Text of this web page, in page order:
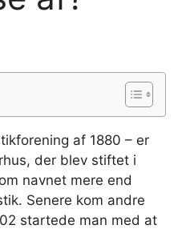
af 1880 – er
der blev stiftet i
navnet mere end
Senere kom andre
startede man med at